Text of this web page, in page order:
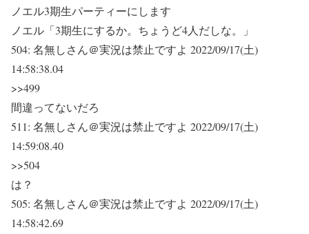
ノエル3期生パーティーにします
ノエル「3期生にするか。ちょうど4人だしな。」
504: 名無しさん＠実況は禁止ですよ 2022/09/17(土)
14:58:38.04
>>499
間違ってないだろ
511: 名無しさん＠実況は禁止ですよ 2022/09/17(土)
14:59:08.40
>>504
は？
505: 名無しさん＠実況は禁止ですよ 2022/09/17(土)
14:58:42.69